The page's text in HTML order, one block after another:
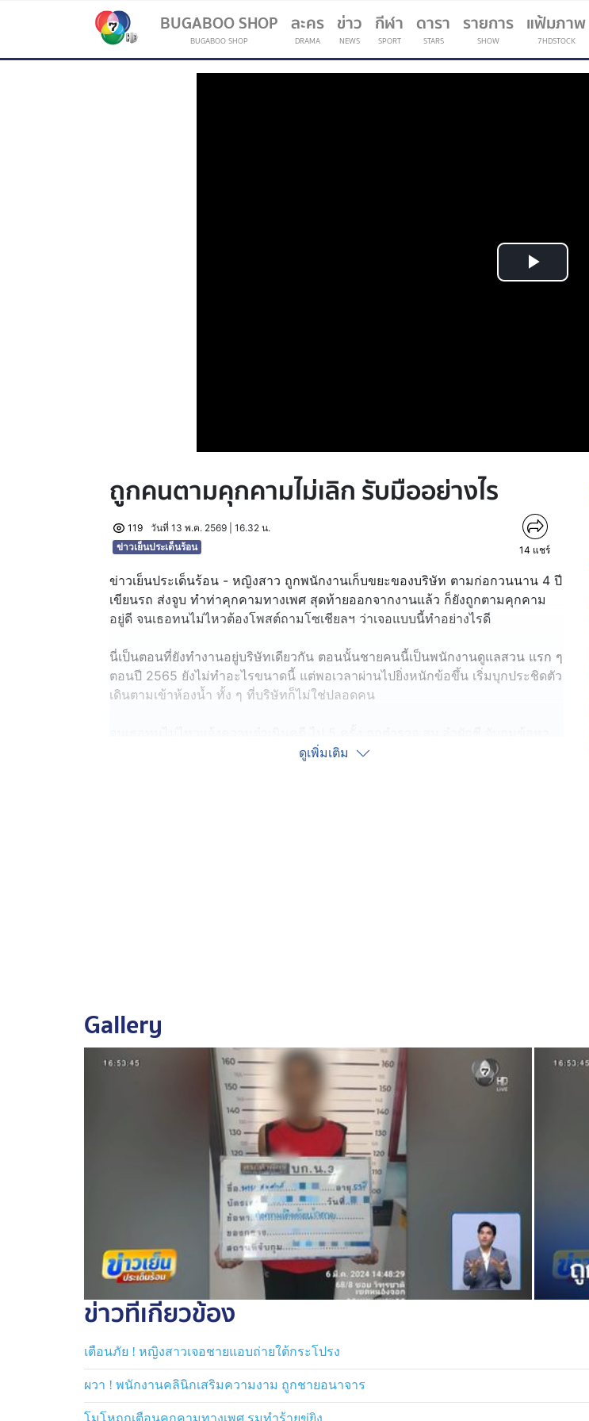
BUGABOO SHOP
BUGABOO SHOP
ละคร
DRAMA
ข่าว
NEWS
กีฬา
SPORT
(current)
ดารา
STARS
รายการ
SHOW
แฟ้มภาพ
7HDSTOCK
Play
ถูกคนตามคุกคามไม่เลิก รับมืออย่างไร
119
วันที่ 13 พ.ค. 2569 | 16.32 น.
ข่าวเย็นประเด็นร้อน
14 แชร์
ข่าวเย็นประเด็นร้อน - หญิงสาว ถูกพนักงานเก็บขยะของบริษัท ตามก่อกวนนาน 4 ปี
เขียนรถ ส่งจูบ ทำท่าคุกคามทางเพศ สุดท้ายออกจากงานแล้ว ก็ยังถูกตามคุกคาม
อยู่ดี จนเธอทนไม่ไหวต้องโพสต์ถามโซเชียลฯ ว่าเจอแบบนี้ทำอย่างไรดี
นี่เป็นตอนที่ยังทำงานอยู่บริษัทเดียวกัน ตอนนั้นชายคนนี้เป็นพนักงานดูแลสวน แรก ๆ
ตอนปี 2565 ยังไม่ทำอะไรขนาดนี้ แต่พอเวลาผ่านไปยิ่งหนักข้อขึ้น เริ่มบุกประชิดตัว
เดินตามเข้าห้องน้ำ ทั้ง ๆ ที่บริษัทก็ไม่ใช่ปลอดคน
"ก่อความเดือดร้อนรำคาญ" ไป 2 ครั้ง ปรับไปครั้งละ 2,000 บาท ก็ไม่ได้เข็ดหลาบ
เข้าใจได้ ว่าเป็นเรื่องส่วนตัว แต่ที่รู้มาคือมีอีก 2 คน ที่โดนคุกคามเหมือนกัน แต่ไม่
กล้าไปแจ้งความ
สอบถามความเห็นกับ อธิบดีอัยการสำนักงานคุ้มครองสิทธิ และช่วยเหลือทาง
กฎหมายแก่ประชาชน บอกว่า ต้องดูพฤติกรรมของผู้ก่อเหตุ ถ้าไปถึงขั้นคุกคามทาง
เพศ ก็จะมีโทษเพิ่มสูงขึ้น กรณีที่เป็นการก่อเหตุแบบไม่เข็ดหลาบ สามารถมาขอ
ความช่วยเหลือกับอัยการได้
ด้าน ตำรวจ สน.ลำผักชี ให้ข้อมูลว่า เคยดำเนินคดีกับชายคนนี้ไป 2 ครั้ง ในข้อหา
"ก่อความเดือดร้อนรำคาญ" ลงโทษด้วยการเปรียบเทียบปรับไปครั้งละ 2,000 บาท
เพราะเป็นคดีลหุโทษ และการกระทำของผู้ต้องหา ก็ยังไม่เข้าข่ายเป็นการอนาจาร
ตรวจสอบไม่พบมีอาการป่วยจิตเวช และไม่พบว่ามีผู้เสียหายรายอื่นเข้าแจ้งความ
ยืนยันหากพรุ่งนี้ผู้เสียหายมาพบ ก็จะให้ความเป็นธรรม
ขณะที่ ทีมข่าวไปสอบถามพนักงานบริษัท ที่ผู้เสียหายเคยทำงาน ให้ข้อมูลว่า ผู้
ต้องหาทำงานเป็นคนดูแลสวน ถูกให้ออกจากงานไปตั้งแต่เมื่อวานนี้ (12 พ.ค.) ตัวเอง
เพิ่งมาทำงาน จึงไม่ทราบเรื่องพฤติกรรมของอีกฝ่าย เห็นแต่ว่าไม่ค่อยสุงสิงกับใคร
ดูเพิ่มเติม
Gallery
ข่าวที่เกี่ยวข้อง
เตือนภัย ! หญิงสาวเจอชายแอบถ่ายใต้กระโปรง
ผวา ! พนักงานคลินิกเสริมความงาม ถูกชายอนาจาร
โมโหถูกเตือนคุกคามทางเพศ รุมทำร้ายขู่ยิง